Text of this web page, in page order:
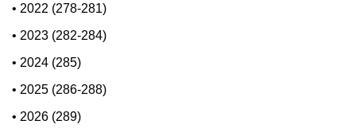
• 2022 (278-281)
• 2023 (282-284)
• 2024 (285)
• 2025 (286-288)
• 2026 (289)